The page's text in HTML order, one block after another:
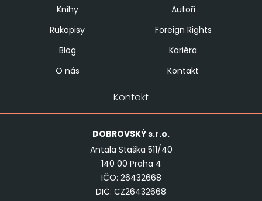
Knihy
Autoři
Rukopisy
Foreign Rights
Blog
Kariéra
O nás
Kontakt
Kontakt
DOBROVSKÝs.r.o.
Antala Staška 511/40
140 00 Praha 4
IČO: 26432668
DIČ: CZ26432668